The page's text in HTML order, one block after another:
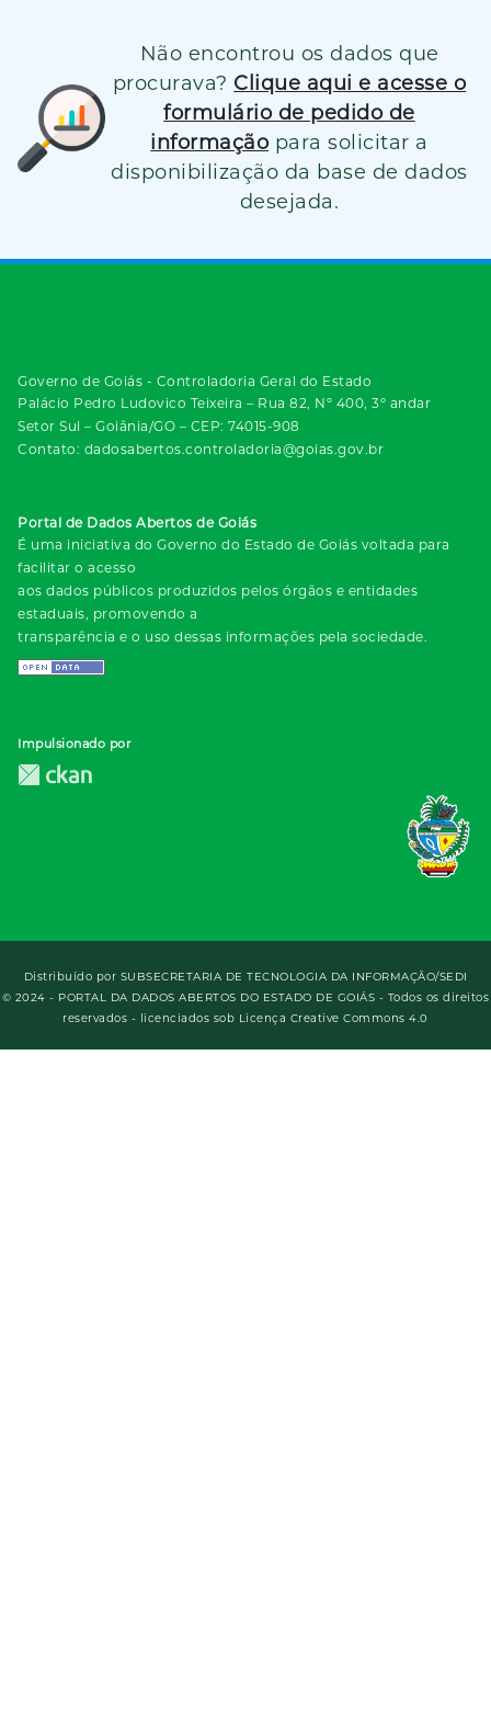
Não encontrou os dados que
procurava? Clique aqui e acesse o
formulário de pedido de
informação para solicitar a
disponibilização da base de dados
desejada.
Governo de Goiás - Controladoria Geral do Estado
Palácio Pedro Ludovico Teixeira – Rua 82, Nº 400, 3º andar
Setor Sul – Goiânia/GO – CEP: 74015-908
Contato: dadosabertos.controladoria@goias.gov.br
Portal de Dados Abertos de Goiás
É uma iniciativa do Governo do Estado de Goiás voltada para
facilitar o acesso
aos dados públicos produzidos pelos órgãos e entidades
estaduais, promovendo a
transparência e o uso dessas informações pela sociedade.
Impulsionado por
Distribuído por SUBSECRETARIA DE TECNOLOGIA DA INFORMAÇÃO/SEDI
© 2024 - PORTAL DA DADOS ABERTOS DO ESTADO DE GOIÁS - Todos os direitos
reservados - licenciados sob Licença Creative Commons 4.0